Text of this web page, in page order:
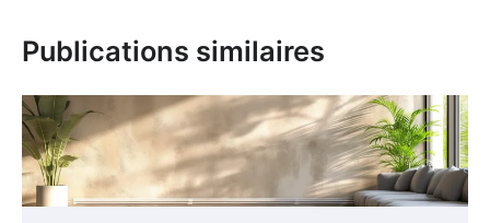
Publications similaires